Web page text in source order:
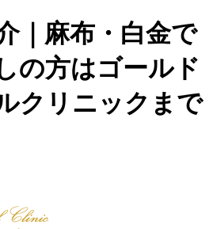
｜麻布・白金で
の方はゴールド
クリニックまで